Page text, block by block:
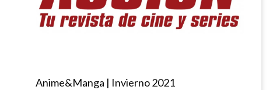
Anime&Manga | Invierno 2021